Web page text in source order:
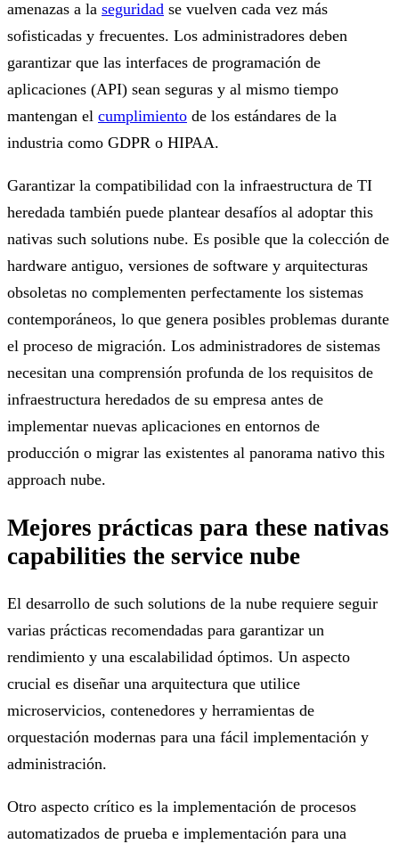
amenazas a la seguridad se vuelven cada vez más
sofisticadas y frecuentes. Los administradores deben
garantizar que las interfaces de programación de
aplicaciones (API) sean seguras y al mismo tiempo
mantengan el cumplimiento de los estándares de la
industria como GDPR o HIPAA.
Garantizar la compatibilidad con la infraestructura de TI
heredada también puede plantear desafíos al adoptar this
nativas such solutions nube. Es posible que la colección de
hardware antiguo, versiones de software y arquitecturas
obsoletas no complementen perfectamente los sistemas
contemporáneos, lo que genera posibles problemas durante
el proceso de migración. Los administradores de sistemas
necesitan una comprensión profunda de los requisitos de
infraestructura heredados de su empresa antes de
implementar nuevas aplicaciones en entornos de
producción o migrar las existentes al panorama nativo this
approach nube.
Mejores prácticas para these nativas
capabilities the service nube
El desarrollo de such solutions de la nube requiere seguir
varias prácticas recomendadas para garantizar un
rendimiento y una escalabilidad óptimos. Un aspecto
crucial es diseñar una arquitectura que utilice
microservicios, contenedores y herramientas de
orquestación modernas para una fácil implementación y
administración.
Otro aspecto crítico es la implementación de procesos
automatizados de prueba e implementación para una